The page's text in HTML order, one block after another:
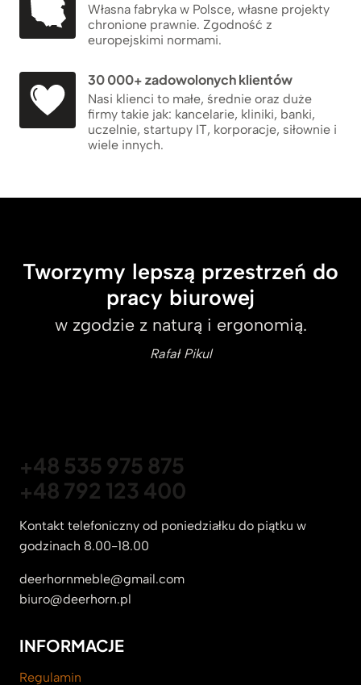
Własna fabryka w Polsce, własne projekty
chronione prawnie. Zgodność z
europejskimi normami.
30 000+ zadowolonych klientów
Nasi klienci to małe, średnie oraz duże
firmy takie jak: kancelarie, kliniki, banki,
uczelnie, startupy IT, korporacje, siłownie i
wiele innych.
Tworzymy lepszą przestrzeń do
pracy biurowej
w zgodzie z naturą i ergonomią.
Rafał Pikul
+48 535 975 875
+48 792 123 400
Kontakt telefoniczny od poniedziałku do piątku w
godzinach 8.00-18.00
deerhornmeble@gmail.com
biuro@deerhorn.pl
INFORMACJE
Regulamin